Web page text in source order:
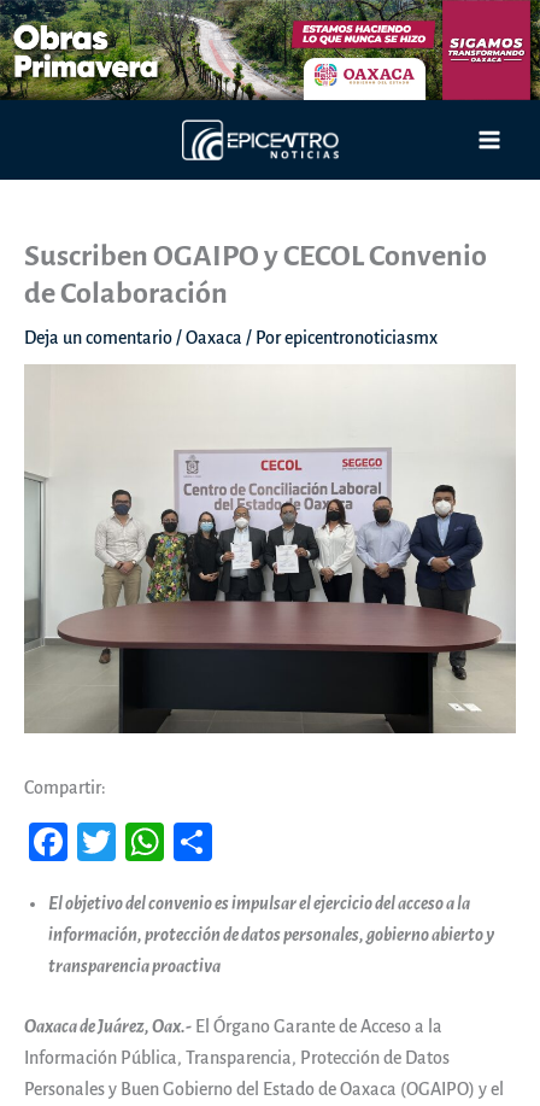
Ir
al
contenido
Suscriben OGAIPO y CECOL Convenio
de Colaboración
Deja un comentario/Oaxaca / Porepicentronoticiasmx
Compartir:
Fa
b
oo
T
tt
er
W
ts
A
pa
rti
El objetivo del convenio es impulsar el ejercicio del acceso a la
información, protección de datos personales, gobierno abierto y
transparencia proactiva
Oaxaca de Juárez, Oax.- El Órgano Garante de Acceso a la
Información Pública, Transparencia, Protección de Datos
Personales y Buen Gobierno del Estado de Oaxaca (OGAIPO) y el